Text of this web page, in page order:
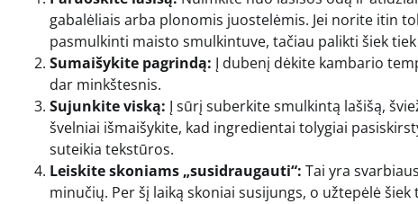
gabalėliais arba plonomis juostelėmis. Jei norite itin
pasmulkinti maisto smulkintuve, tačiau palikti šiek
Sumaišykite pagrindą: Į dubenį dėkite kambario
dar minkštesnis.
Sujunkite viską: Į sūrį suberkite smulkintą lašišą,
švelniai išmaišykite, kad ingredientai tolygiai
suteikia tekstūros.
Leiskite skoniams „susidraugauti“: Tai yra
minučių. Per šį laiką skoniai susijungs, o užtepėlė